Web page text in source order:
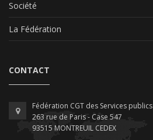
Société
La Fédération
CONTACT
Fédération CGT des Services publics
263 rue de Paris - Case 547
93515 MONTREUIL CEDEX